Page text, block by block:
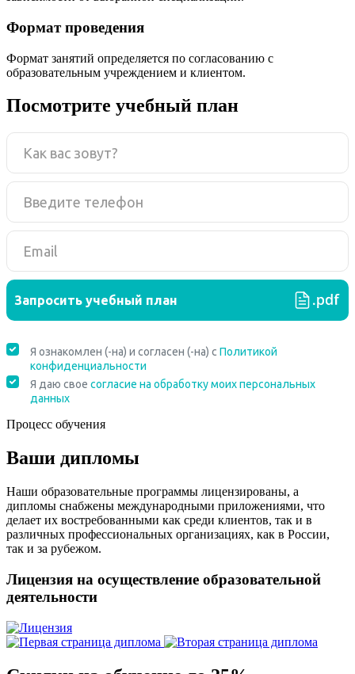
Формат проведения
Формат занятий определяется по согласованию с
образовательным учреждением и клиентом.
Посмотрите учебный план
Процесс обучения
Ваши дипломы
Наши образовательные программы лицензированы, а
дипломы снабжены международными приложениями, что
делает их востребованными как среди клиентов, так и в
различных профессиональных организациях, как в России,
так и за рубежом.
Лицензия на осуществление образовательной
деятельности